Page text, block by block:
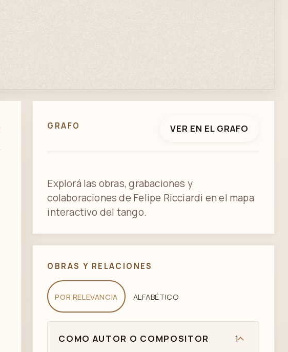
GRAFO VER EN EL GRAFO
Explorá las obras, grabaciones y
colaboraciones de Felipe Ricciardi en el mapa
interactivo del tango.
OBRAS Y RELACIONES
POR RELEVANCIA ALFABÉTICO
COMO AUTOR O COMPOSITOR 1